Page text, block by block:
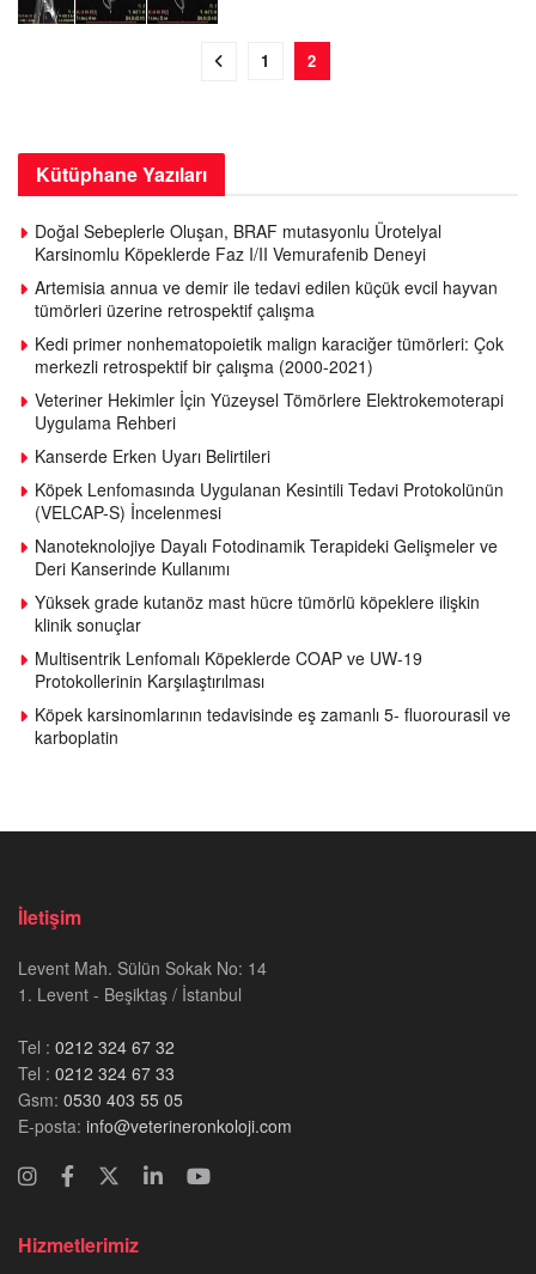
1 2
Kütüphane Yazıları
Doğal Sebeplerle Oluşan, BRAF mutasyonlu Ürotelyal
Karsinomlu Köpeklerde Faz I/II Vemurafenib Deneyi
Artemisia annua ve demir ile tedavi edilen küçük evcil hayvan
tümörleri üzerine retrospektif çalışma
Kedi primer nonhematopoietik malign karaciğer tümörleri: Çok
merkezli retrospektif bir çalışma (2000-2021)
Veteriner Hekimler İçin Yüzeysel Tömörlere Elektrokemoterapi
Uygulama Rehberi
Kanserde Erken Uyarı Belirtileri
Köpek Lenfomasında Uygulanan Kesintili Tedavi Protokolünün
(VELCAP-S) İncelenmesi
Nanoteknolojiye Dayalı Fotodinamik Terapideki Gelişmeler ve
Deri Kanserinde Kullanımı
Yüksek grade kutanöz mast hücre tümörlü köpeklere ilişkin
klinik sonuçlar
Multisentrik Lenfomalı Köpeklerde COAP ve UW-19
Protokollerinin Karşılaştırılması
Köpek karsinomlarının tedavisinde eş zamanlı 5- fluorourasil ve
karboplatin
İletişim
Levent Mah. Sülün Sokak No: 14
1. Levent - Beşiktaş / İstanbul
Tel : 0212 324 67 32
Tel : 0212 324 67 33
Gsm: 0530 403 55 05
E-posta: info@veterineronkoloji.com
Hizmetlerimiz